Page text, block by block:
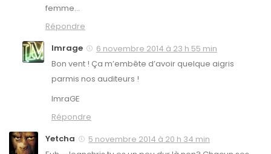
femme…
Répondre
Imrage
6 novembre 2014 à 23 h 55 min
Bon vent ! Ça m’embête d’avoir quelque aigris
parmis nos auditeurs !
ImraGE
Répondre
Yetcha
5 novembre 2014 à 20 h 34 min